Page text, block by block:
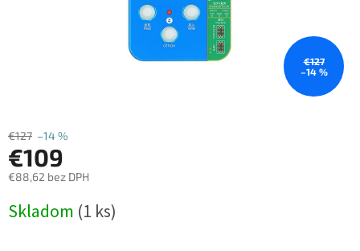
€127
–14 %
€127 –14 %
€109
€88,62 bez DPH
cena:
Skladom (1 ks)